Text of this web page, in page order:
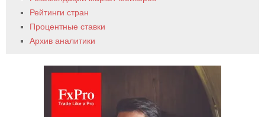
Рейтинги стран
Процентные ставки
Архив аналитики